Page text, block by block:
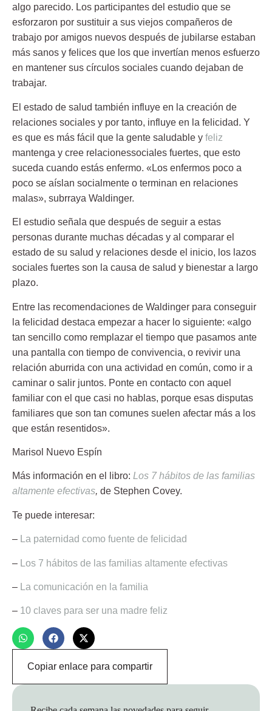
algo parecido. Los participantes del estudio que se
esforzaron por sustituir a sus viejos compañeros de
trabajo por amigos nuevos después de jubilarse estaban
más sanos y felices que los que invertían menos esfuerzo
en mantener sus círculos sociales cuando dejaban de
trabajar.
El estado de salud también influye en la creación de
relaciones sociales y por tanto, influye en la felicidad. Y
es que es más fácil que la gente saludable y feliz
mantenga y cree relacionessociales fuertes, que esto
suceda cuando estás enfermo. «Los enfermos poco a
poco se aíslan socialmente o terminan en relaciones
malas», subrraya Waldinger.
El estudio señala que después de seguir a estas
personas durante muchas décadas y al comparar el
estado de su salud y relaciones desde el inicio, los lazos
sociales fuertes son la causa de salud y bienestar a largo
plazo.
Entre las recomendaciones de Waldinger para conseguir
la felicidad destaca empezar a hacer lo siguiente: «algo
tan sencillo como remplazar el tiempo que pasamos ante
una pantalla con tiempo de convivencia, o revivir una
relación aburrida con una actividad en común, como ir a
caminar o salir juntos. Ponte en contacto con aquel
familiar con el que casi no hablas, porque esas disputas
familiares que son tan comunes suelen afectar más a los
que están resentidos».
Marisol Nuevo Espín
Más información en el libro: Los 7 hábitos de las familias
altamente efectivas, de Stephen Covey.
Te puede interesar:
– La paternidad como fuente de felicidad
– Los 7 hábitos de las familias altamente efectivas
– La comunicación en la familia
– 10 claves para ser una madre feliz
Copiar enlace para compartir